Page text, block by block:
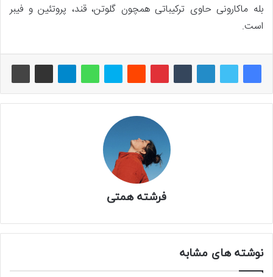
بله ماکارونی حاوی ترکیباتی همچون گلوتن، قند، پروتئین و فیبر
است.
فرشته همتی
نوشته های مشابه